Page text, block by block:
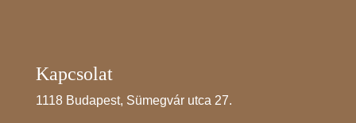
Kapcsolat
1118 Budapest, Sümegvár utca 27.